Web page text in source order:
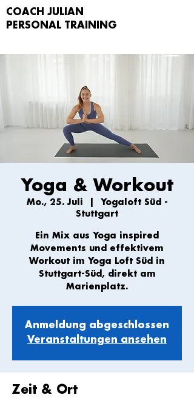
COACH JULIAN
PERSONAL TRAIN
ING
Yoga & Workout
Mo., 25. Juli
Yogaloft Süd -
Stuttgart
Ein Mix aus Yoga inspired
Movements und effektivem
Workout im Yoga Loft Süd in
Stuttgart-Süd, direkt am
Marienplatz.
Anmeldung abgeschlossen
Veranstaltungen ansehen
Zeit & Ort